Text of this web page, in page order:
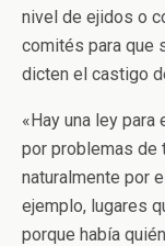
nivel de ejidos o
comités para que
dicten el castigo
«Hay una ley
por problemas de
naturalmente por
ejemplo, lugares
porque había